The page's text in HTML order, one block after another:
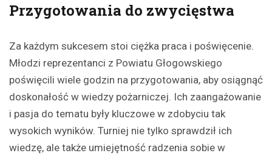
Przygotowania do zwycięstwa
Za każdym sukcesem stoi ciężka praca i poświęcenie.
Młodzi reprezentanci z Powiatu Głogowskiego
poświęcili wiele godzin na przygotowania, aby osiągnąć
doskonałość w wiedzy pożarniczej. Ich zaangażowanie
i pasja do tematu były kluczowe w zdobyciu tak
wysokich wyników. Turniej nie tylko sprawdził ich
wiedzę, ale także umiejętność radzenia sobie w